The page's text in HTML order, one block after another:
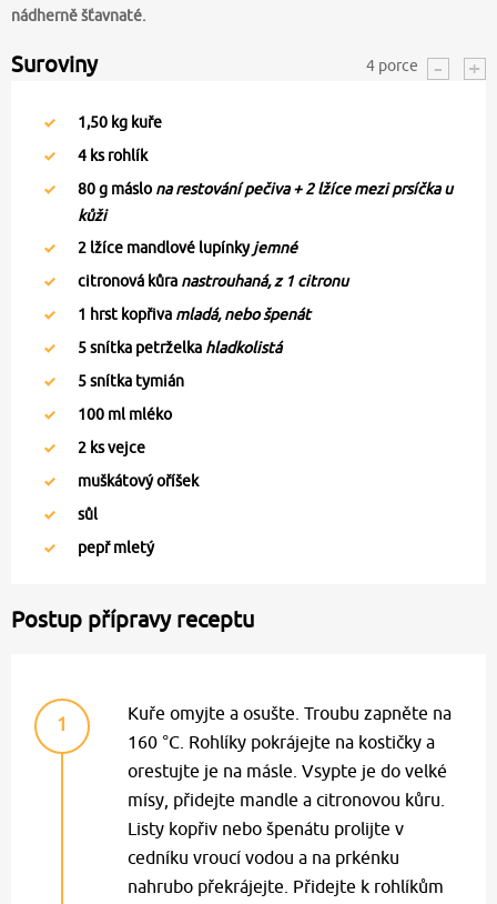
nádherně šťavnaté.
Suroviny 4 porce
1,50 kg kuře
4 ks rohlík
80g máslo na restování pečiva + 2 lžíce mezi prsíčka u
kůži
2 lžíce mandlové lupínkyjemné
citronová kůra nastrouhaná, z 1 citronu
1 hrst kopřiva mladá, nebo špenát
5snítka petrželka hladkolistá
5snítka tymián
100 ml mléko
2 ks vejce
muškátový oříšek
sůl
pepř mletý
Postup přípravy receptu
1
Kuře omyjte a osušte. Troubu zapněte na
160 °C. Rohlíky pokrájejte na kostičky a
orestujte je na másle. Vsypte je do velké
mísy, přidejte mandle a citronovou kůru.
Listy kopřiv nebo špenátu prolijte v
cedníku vroucí vodou a na prkénku
nahrubo překrájejte. Přidejte k rohlíkům